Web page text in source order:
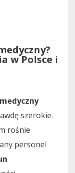
w Polsce i
szerokie.
rośnie
personel